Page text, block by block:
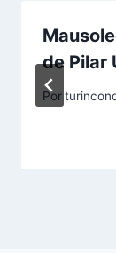
de Pilar
Por